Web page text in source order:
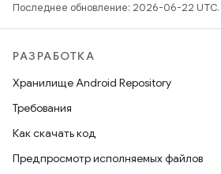
Последнее обновление: 2026-06-22 UTC.
РАЗРАБОТКА
Хранилище Android Repository
Требования
Как скачать код
Предпросмотр исполняемых файлов